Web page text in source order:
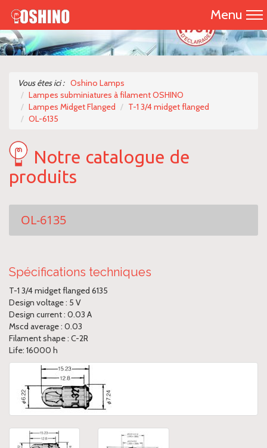
Menu
Accueil
Catalogue 2026
Nous contacter
Vous êtes ici : Oshino Lamps
Lampes subminiatures à filament OSHINO
Lampes Midget Flanged
T-1 3/4 midget flanged
OL-6135
Notre catalogue de
produits
OL-6135
Spécifications techniques
T-1 3/4 midget flanged 6135
Design voltage : 5 V
Design current : 0.03 A
Mscd average : 0.03
Filament shape : C-2R
Life: 16000 h